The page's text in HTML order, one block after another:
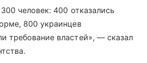
человек: 400 отказались
800 украинцев
требование властей», — сказал